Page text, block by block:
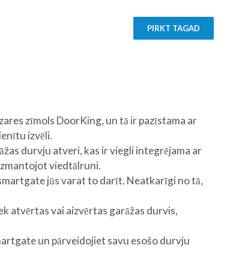
PIRKT TAGAD
zīmols DoorKing, un tā ir pazīstama ar
izvēli.
durvju atveri, kas ir viegli integrējama ar
viedtālruni.
jūs varat to darīt. Neatkarīgi no tā,
atvērtas vai aizvērtas garāžas durvis,
un pārveidojiet savu esošo durvju